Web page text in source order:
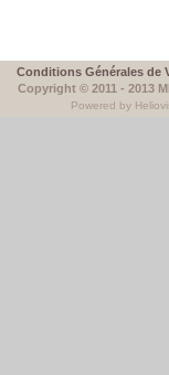
Conditions Générales de
Copyright © 2011 - 2013
Powered by